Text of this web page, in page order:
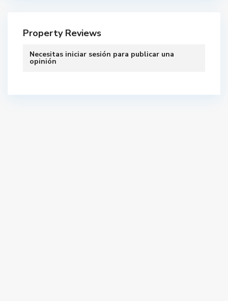
Property Reviews
Necesitas iniciar sesión para publicar una
opinión